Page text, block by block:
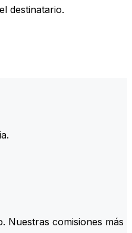
destinatario.
Nuestras comisiones más